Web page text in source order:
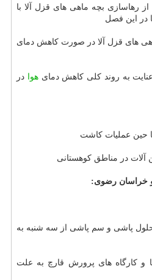
رهاسازی بچه ماهی های قزل آلا با
در این فصل
های قزل آلا در صورت كاهش دمای
عنایت به روند كلی كاهش دمایهوا در
حین عملیات كاشت
در مناطق كوهستانی
خراسان رضوی:
پاشی و سم پاشی از سه شنبه به
و كارگاه های پرورش قارچ به علت